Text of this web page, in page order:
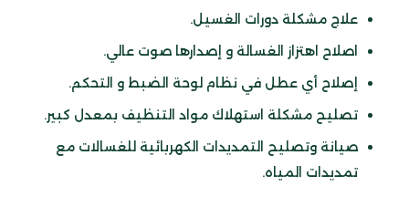
علاج مشكلة دورات الغسيل.
اصلاح اهتزاز الغسالة و إصدارها صوت عالي.
إصلاح أي عطل في نظام لوحة الضبط و التحكم.
تصليح مشكلة استهلاك مواد التنظيف بمعدل كبير.
صيانة وتصليح التمديدات الكهربائية للغسالات مع
تمديدات المياه.